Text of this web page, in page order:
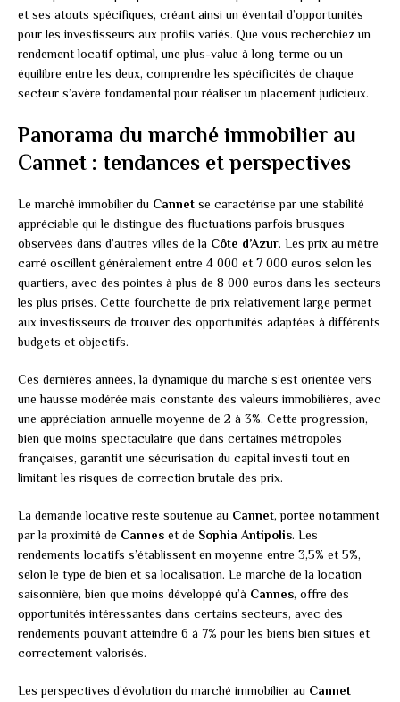
et ses atouts spécifiques, créant ainsi un éventail d’opportunités
pour les investisseurs aux profils variés. Que vous recherchiez un
rendement locatif optimal, une plus-value à long terme ou un
équilibre entre les deux, comprendre les spécificités de chaque
secteur s’avère fondamental pour réaliser un placement judicieux.
Panorama du marché immobilier au
Cannet : tendances et perspectives
Le marché immobilier du Cannet se caractérise par une stabilité
appréciable qui le distingue des fluctuations parfois brusques
observées dans d’autres villes de la Côte d’Azur. Les prix au mètre
carré oscillent généralement entre 4 000 et 7 000 euros selon les
quartiers, avec des pointes à plus de 8 000 euros dans les secteurs
les plus prisés. Cette fourchette de prix relativement large permet
aux investisseurs de trouver des opportunités adaptées à différents
budgets et objectifs.
Ces dernières années, la dynamique du marché s’est orientée vers
une hausse modérée mais constante des valeurs immobilières, avec
une appréciation annuelle moyenne de 2 à 3%. Cette progression,
bien que moins spectaculaire que dans certaines métropoles
françaises, garantit une sécurisation du capital investi tout en
limitant les risques de correction brutale des prix.
La demande locative reste soutenue au Cannet, portée notamment
par la proximité de Cannes et de Sophia Antipolis. Les
rendements locatifs s’établissent en moyenne entre 3,5% et 5%,
selon le type de bien et sa localisation. Le marché de la location
saisonnière, bien que moins développé qu’à Cannes, offre des
opportunités intéressantes dans certains secteurs, avec des
rendements pouvant atteindre 6 à 7% pour les biens bien situés et
correctement valorisés.
Les perspectives d’évolution du marché immobilier au Cannet